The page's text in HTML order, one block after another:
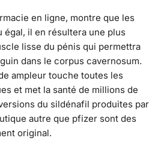
en ligne, montre que les
il en résultera une plus
lisse du pénis qui permettra
dans le corpus cavernosum.
ampleur touche toutes les
et met la santé de millions de
du sildénafil produites par
autre que pfizer sont des
original.